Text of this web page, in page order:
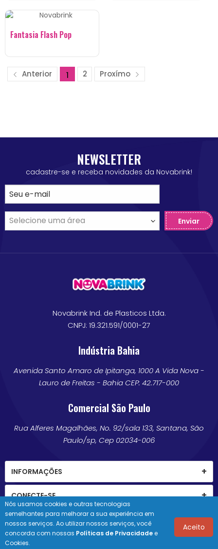
Fantasia Flash Pop
Anterior 1 2 Proxímo
NEWSLETTER
cadastre-se e receba novidades da Novabrink!
Enviar
Novabrink Ind. de Plasticos Ltda.
CNPJ: 19.321.591/0001-27
Indústria Bahia
Avenida Santo Amaro de Ipitanga, 1000 A Vida Nova -
Lauro de Freitas - Bahia CEP: 42.717-000
Comercial São Paulo
Rua Alferes Magalhães, No. 92/sala 133, Santana, São
Paulo/sp, Cep 02034-006
INFORMAÇÕES
CONECTE-SE
© 2026 Novabrink. Direitos de cópia reservados.
Nós usamos cookies e outras tecnologias
semelhantes para melhorar a sua experiência em
nossos serviços. Ao utilizar nossos serviços, você
concorda com nossas Políticas de Privacidadee
Cookies.
Aceito